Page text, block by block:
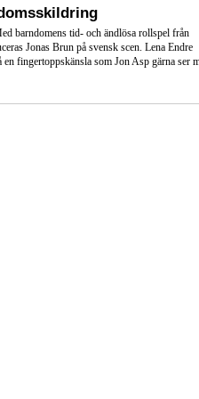
barndomens tid- och ändlösa rollspel från
Jonas Brun på svensk scen. Lena Endre
fingertoppskänsla som Jon Asp gärna ser